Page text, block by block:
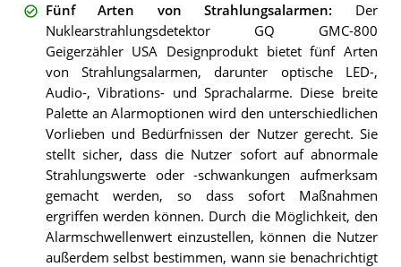
Fünf Arten von Strahlungsalarmen: Der
Nuklearstrahlungsdetektor GQ GMC-800
Geigerzähler USA Designprodukt bietet fünf Arten
von Strahlungsalarmen, darunter optische LED-,
Audio-, Vibrations- und Sprachalarme. Diese breite
Palette an Alarmoptionen wird den unterschiedlichen
Vorlieben und Bedürfnissen der Nutzer gerecht. Sie
stellt sicher, dass die Nutzer sofort auf abnormale
Strahlungswerte oder -schwankungen aufmerksam
gemacht werden, so dass sofort Maßnahmen
ergriffen werden können. Durch die Möglichkeit, den
Alarmschwellenwert einzustellen, können die Nutzer
außerdem selbst bestimmen, wann sie benachrichtigt